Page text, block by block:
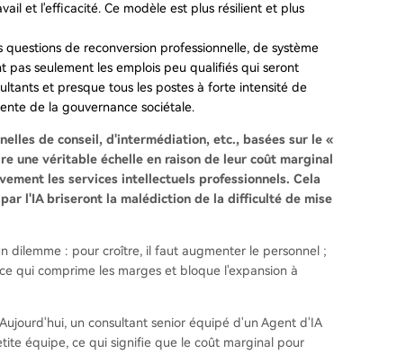
et l'efficacité. Ce modèle est plus résilient et plus
de reconversion professionnelle, de système
seulement les emplois peu qualifiés qui seront
et presque tous les postes à forte intensité de
de la gouvernance sociétale.
de conseil, d'intermédiation, etc., basées sur le «
une véritable échelle en raison de leur coût marginal
les services intellectuels professionnels. Cela
l'IA briseront la malédiction de la difficulté de mise
dilemme : pour croître, il faut augmenter le personnel ;
qui comprime les marges et bloque l'expansion à
un consultant senior équipé d'un Agent d'IA
équipe, ce qui signifie que le coût marginal pour